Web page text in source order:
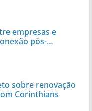
empresas e
pós-
sobre renovação
Corinthians